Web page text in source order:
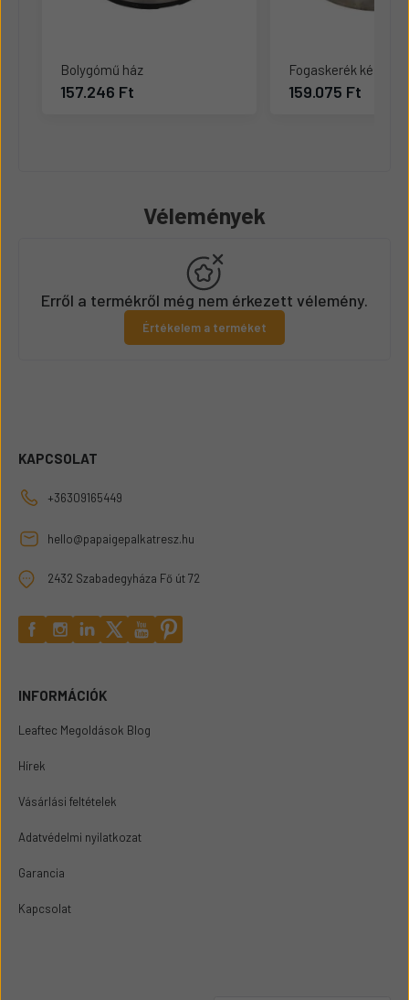
Bolygómű ház
157.246 Ft
Fogaskerék készlet
159.075 Ft
Vélemények
Erről a termékről még nem érkezett vélemény.
Értékelem a terméket
KAPCSOLAT
+36309165449
hello@papaigepalkatresz.hu
2432 Szabadegyháza Fő út 72
INFORMÁCIÓK
Leaftec Megoldások Blog
Hírek
Vásárlási feltételek
Adatvédelmi nyilatkozat
Garancia
Kapcsolat